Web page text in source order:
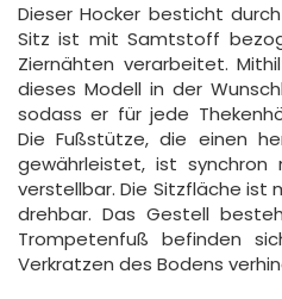
Dieser Hocker besticht
Sitz ist mit Samtstoff
Ziernähten verarbeitet.
dieses Modell in der
sodass er für jede
Die Fußstütze, die einen
gewährleistet, ist
verstellbar. Die Sitzfläche ist
drehbar. Das Gestell
Trompetenfuß befinden
Verkratzen des Bodens